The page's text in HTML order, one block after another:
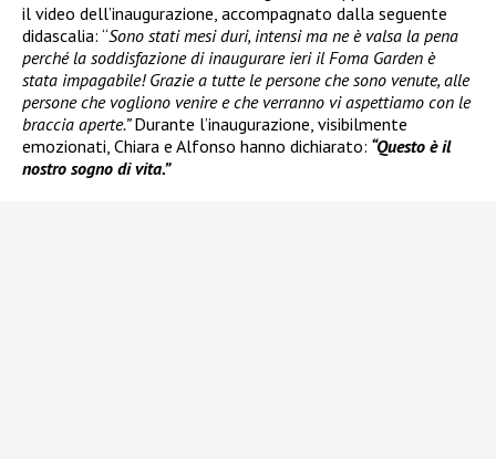
il video dell’inaugurazione, accompagnato dalla seguente
didascalia: “Sono stati mesi duri, intensi ma ne è valsa la pena
perché la soddisfazione di inaugurare ieri il Foma Garden è
stata impagabile! Grazie a tutte le persone che sono venute, alle
persone che vogliono venire e che verranno vi aspettiamo con le
braccia aperte.”Durante l’inaugurazione, visibilmente
emozionati, Chiara e Alfonso hanno dichiarato: “Questo è il
nostro sogno di vita.”